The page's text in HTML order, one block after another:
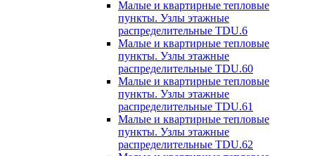
Малые и квартирные тепловые
пункты. Узлы этажные
распределительные TDU.6
Малые и квартирные тепловые
пункты. Узлы этажные
распределительные TDU.60
Малые и квартирные тепловые
пункты. Узлы этажные
распределительные TDU.61
Малые и квартирные тепловые
пункты. Узлы этажные
распределительные TDU.62